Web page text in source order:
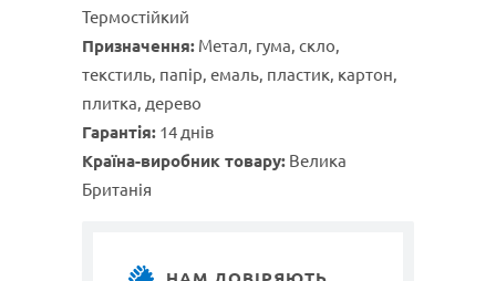
Термостійкий
Призначення: Метал, гума, скло,
текстиль, папір, емаль, пластик, картон,
плитка, дерево
Гарантія: 14 днів
Країна-виробник товару: Велика
Британія